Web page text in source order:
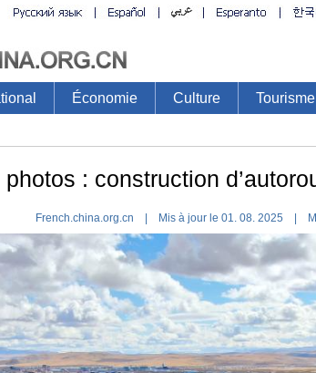
Économie Culture Tourisme
photos : construction
French.china.org.cn | Mis à jour le 01. 08. 2025 |